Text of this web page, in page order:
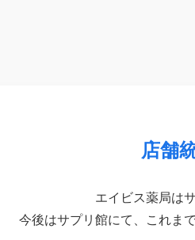
店舗
エイビス薬局は
今後はサプリ館にて、これま